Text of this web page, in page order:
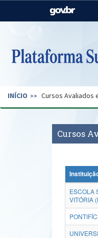
Casa Civil
Pecuária e
Secretaria de
INÍCIO Cursos Avaliados
Cursos
ESCOLA
VITÓRIA